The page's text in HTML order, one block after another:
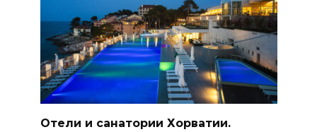
Отели и санатории Хорватии.